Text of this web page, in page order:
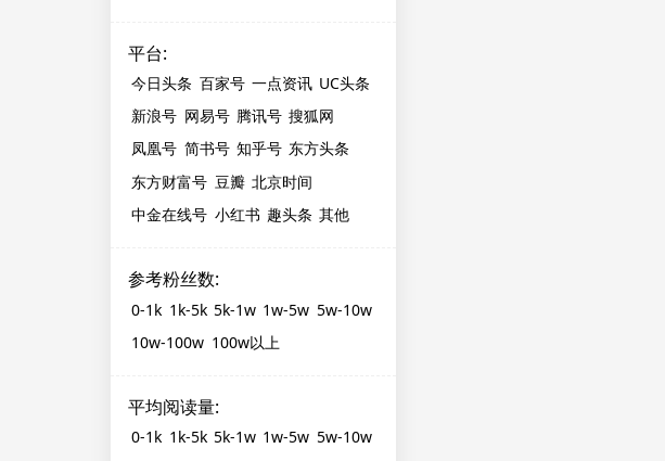
平台:
今日头条 百家号 一点资讯 UC头条
新浪号 网易号 腾讯号 搜狐网
凤凰号 简书号 知乎号 东方头条
东方财富号 豆瓣 北京时间
中金在线号 小红书 趣头条 其他
参考粉丝数:
0-1k 1k-5k 5k-1w 1w-5w 5w-10w
10w-100w 100w以上
平均阅读量:
0-1k 1k-5k 5k-1w 1w-5w 5w-10w